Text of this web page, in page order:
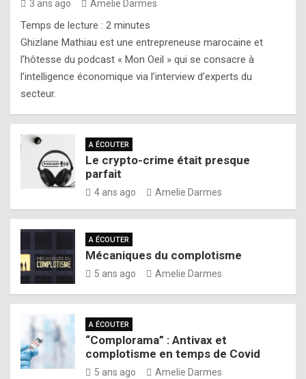
3 ans ago Amelie Darmes
Temps de lecture : 2 minutes
Ghizlane Mathiau est une entrepreneuse marocaine et
l’hôtesse du podcast « Mon Oeil » qui se consacre à
l’intelligence économique via l’interview d’experts du
secteur.
A ÉCOUTER
Le crypto-crime était presque
parfait
4 ans ago Amelie Darmes
A ÉCOUTER
Mécaniques du complotisme
5 ans ago Amelie Darmes
A ÉCOUTER
“Complorama” : Antivax et
complotisme en temps de Covid
5 ans ago Amelie Darmes